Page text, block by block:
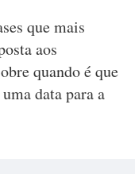
que mais
aos
quando é que
data para a